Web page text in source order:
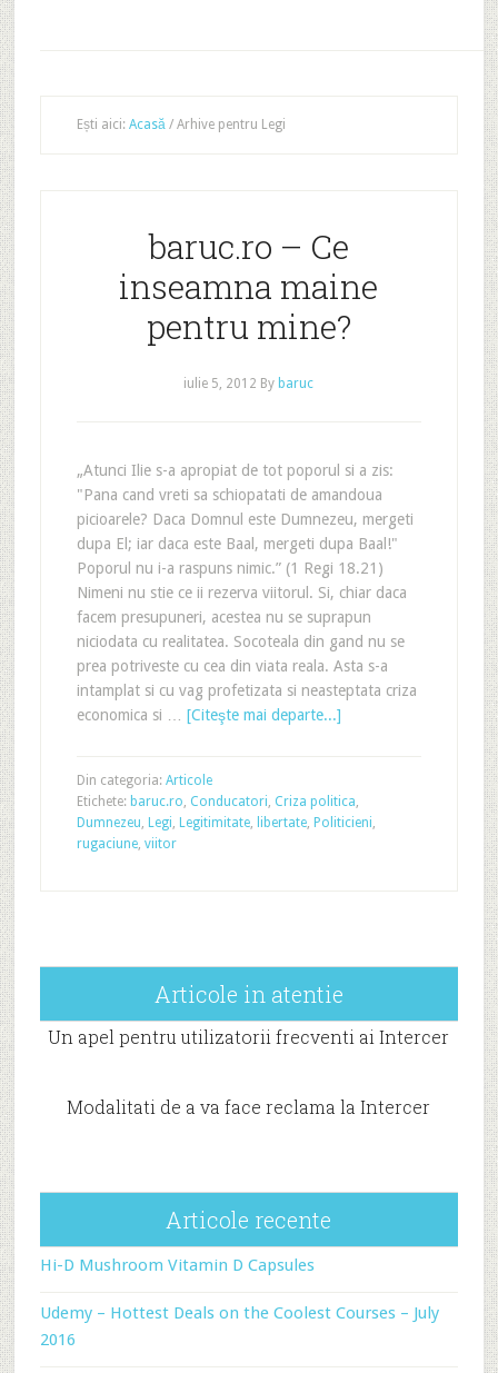
Ești aici: Acasă /Arhive pentru Legi
baruc.ro – Ce
inseamna maine
pentru mine?
iulie 5, 2012 By baruc
„Atunci Ilie s-a apropiat de tot poporul si a zis:
"Pana cand vreti sa schiopatati de amandoua
picioarele? Daca Domnul este Dumnezeu, mergeti
dupa El; iar daca este Baal, mergeti dupa Baal!"
Poporul nu i-a raspuns nimic.” (1 Regi 18.21)
Nimeni nu stie ce ii rezerva viitorul. Si, chiar daca
facem presupuneri, acestea nu se suprapun
niciodata cu realitatea. Socoteala din gand nu se
prea potriveste cu cea din viata reala. Asta s-a
intamplat si cu vag profetizata si neasteptata criza
economica si … [Citeşte mai departe...]
Din categoria: Articole
Etichete: baruc.ro, Conducatori, Criza politica,
Dumnezeu, Legi, Legitimitate, libertate, Politicieni,
rugaciune, viitor
Articole in atentie
Un apel pentru utilizatorii frecventi ai Intercer
Modalitati de a va face reclama la Intercer
Articole recente
Hi-D Mushroom Vitamin D Capsules
Udemy – Hottest Deals on the Coolest Courses – July
2016